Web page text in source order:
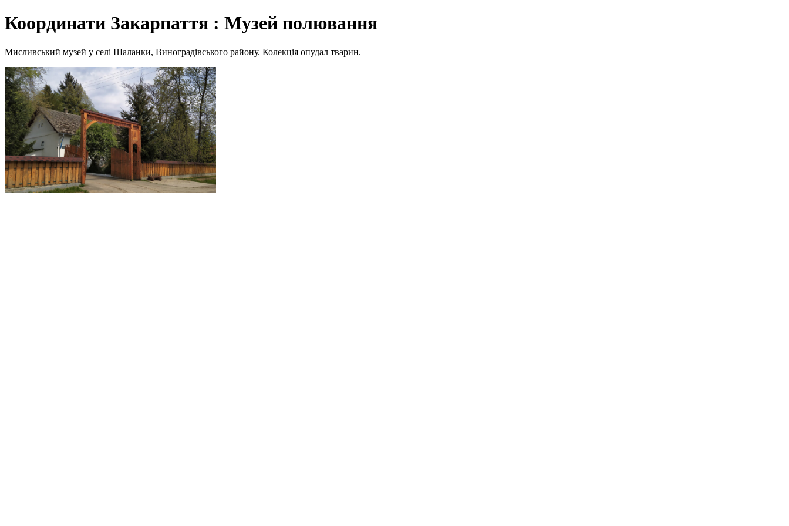
Координати Закарпаття : Музей полювання
Мисливський музей у селі Шаланки, Виноградівського району. Колекція опудал тварин.